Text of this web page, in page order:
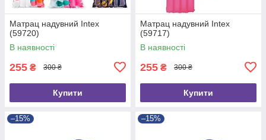
Матрац надувний Intex
(59720)
В наявності
255 ₴ 300 ₴
Купити
Матрац надувний Intex
(59717)
В наявності
255 ₴ 300 ₴
Купити
–15% –15%